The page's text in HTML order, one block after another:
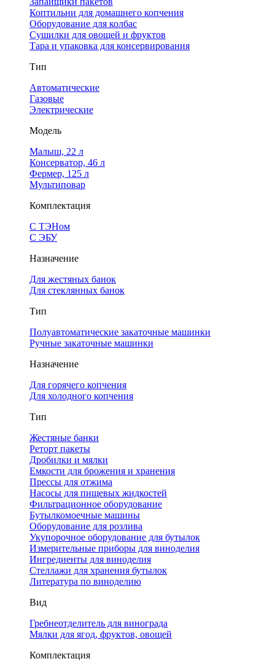
Коптильни для домашнего копчения
Оборудование для колбас
Сушилки для овощей и фруктов
Тара и упаковка для консервирования
Тип
Автоматические
Газовые
Электрические
Модель
Малыш, 22 л
Консерватор, 46 л
Фермер, 125 л
Мультиповар
Комплектация
С ТЭНом
С ЭБУ
Назначение
Для жестяных банок
Для стеклянных банок
Тип
Полуавтоматические закаточные машинки
Ручные закаточные машинки
Назначение
Для горячего копчения
Для холодного копчения
Тип
Жестяные банки
Реторт пакеты
Дробилки и мялки
Емкости для брожения и хранения
Прессы для отжима
Насосы для пищевых жидкостей
Фильтрационное оборудование
Бутылкомоечные машины
Оборудование для розлива
Укупорочное оборудование для бутылок
Измерительные приборы для виноделия
Ингредиенты для виноделия
Стеллажи для хранения бутылок
Литература по виноделию
Вид
Гребнеотделитель для винограда
Мялки для ягод, фруктов, овощей
Комплектация